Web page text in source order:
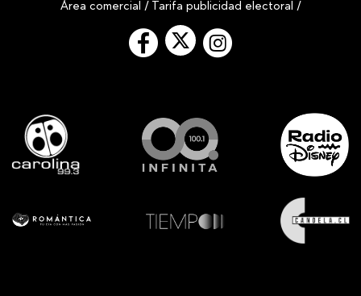
Área comercial / Tarifa publicidad electoral /